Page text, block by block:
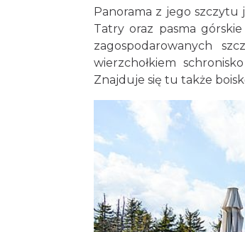
Panorama z jego szczytu
Tatry oraz pasma
zagospodarowanych
wierzchołkiem
Znajduje się tu także